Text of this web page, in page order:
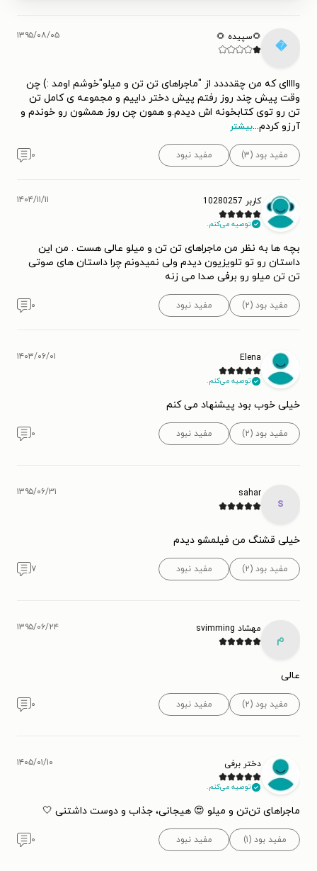

🌻سپیده 🌻 ۱۳۹۵/۰۸/۰۵
واااای که من چقدددد از "ماجراهای تن تن و میلو"خوشم اومد :) چن
وقت پیش چند روز رفتم پیش دختر داییم و مجموعه ی کامل تن
تن رو توی کتابخونه اش دیدم.و همون چن روز همشون رو خوندم و
آرزو کردم...بیشتر
مفید بود (۳) مفید نبود ۰
کاربر 10280257
توصیه می‌کنم.
۱۴۰۴/۱۱/۱۱
بچه ها به نظر من ماجراهای تن تن و میلو عالی هست . من این
داستان رو تو تلویزیون دیدم ولی نمیدونم چرا داستان های صوتی
تن تن میلو رو برفی صدا می زنه
مفید بود (۲) مفید نبود ۰
Elena
توصیه می‌کنم.
۱۴۰۳/۰۶/۰۱
خیلی خوب بود پیشنهاد می کنم
مفید بود (۲) مفید نبود ۰
s
sahar ۱۳۹۵/۰۶/۳۱
خیلی قشنگ من فیلمشو دیدم
مفید بود (۲) مفید نبود ۷
م
مهشاد svimming ۱۳۹۵/۰۶/۲۴
عالی
مفید بود (۲) مفید نبود ۰
دختر برفی
توصیه می‌کنم.
۱۴۰۵/۰۱/۱۰
ماجراهای تن‌تن و میلو 😍 هیجانی، جذاب و دوست داشتنی 🤍
مفید بود (۱) مفید نبود ۰